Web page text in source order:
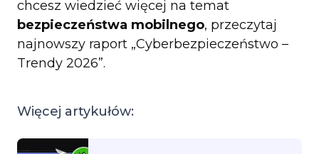
chcesz wiedzieć więcej na temat
bezpieczeństwa mobilnego, przeczytaj
najnowszy raport „Cyberbezpieczeństwo –
Trendy 2026”.
Więcej artykułów: